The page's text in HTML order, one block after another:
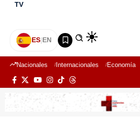
TV
ES|EN
Nacionales Internacionales Economía